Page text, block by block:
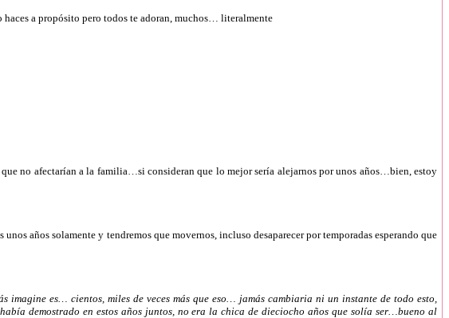
haces a propósito pero todos te adoran, muchos… literalmente
no afectarían a la familia…si consideran que lo mejor sería alejarnos por unos años…bien, estoy
años solamente y tendremos que movernos, incluso desaparecer por temporadas esperando que
es… cientos, miles de veces más que eso… jamás cambiaria ni un instante de todo esto,
demostrado en estos años juntos, no era la chica de dieciocho años que solía ser…bueno al